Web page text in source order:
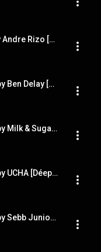
Déepalma Radioshow #71 by Andre Rizo [Déepalma Records]
Déepalma Radioshow #070 by Ben Delay [Déepalma Records]
Déepalma Radioshow #069 by Milk & Sugar [Déepalma Records]
Déepalma Radioshow #068 by UCHA [Déepalma Records]
Déepalma Radioshow #067 by Sebb Junior [Déepalma Soul]